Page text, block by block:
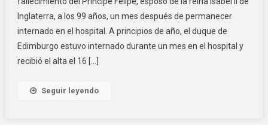
Inglaterra, a los 99 años, un mes después de permanecer
internado en el hospital. A principios de año, el duque de
Edimburgo estuvo internado durante un mes en el hospital y
recibió el alta el 16 […]
Seguir leyendo